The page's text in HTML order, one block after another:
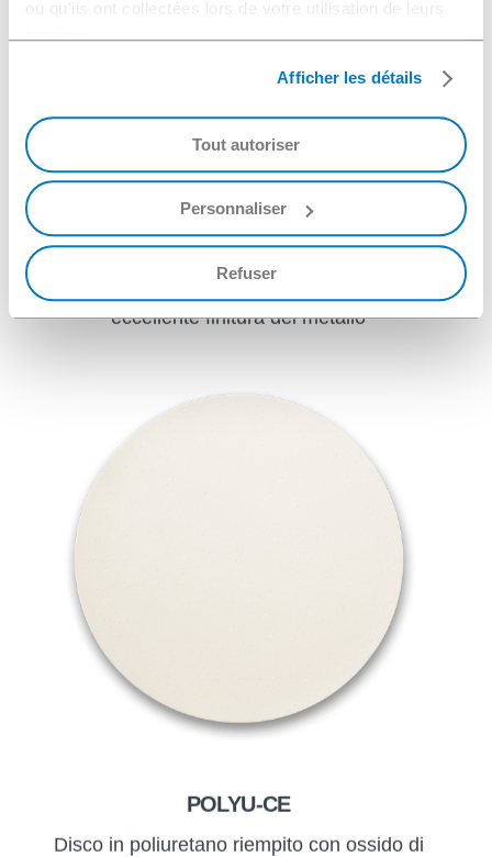
ou qu'ils ont collectées lors de votre utilisation de leurs
Afficher les détails
Tout autoriser
Personnaliser
Refuser
HACOSILK VB
eccellente finitura del metallo
POLYU-CE
Disco in poliuretano riempito con ossido di